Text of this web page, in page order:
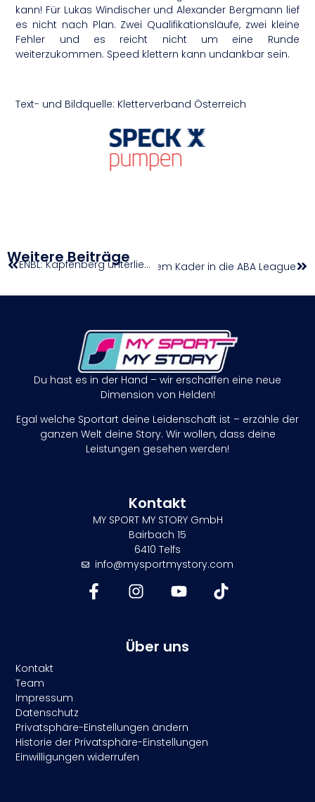
kann! Für Lukas Windischer und Alexander Bergmann lief
es nicht nach Plan. Zwei Qualifikationsläufe, zwei kleine
Fehler und es reicht nicht um eine Runde
weiterzukommen. Speed klettern kann undankbar sein.
Text- und Bildquelle: Kletterverband Österreich
Weitere Beiträge ENBL: Kapfenberg unterliegt Bristol Flyers mit 78:90
Mit Doppelstrategie und frischem Kader in die ABA League
Du hast es in der Hand – wir erschaffen eine neue
Dimension von Helden!
Egal welche Sportart deine Leidenschaft ist – erzähle der
ganzen Welt deine Story. Wir wollen, dass deine
Leistungen gesehen werden!
Kontakt
MY SPORT MY STORY GmbH
Bairbach 15
6410 Telfs
info@mysportmystory.com
Über uns
Kontakt
Team
Impressum
Datenschutz
Privatsphäre-Einstellungen ändern
Historie der Privatsphäre-Einstellungen
Einwilligungen widerrufen